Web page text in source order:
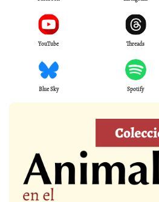
YouTube Threads
Blue Sky Spotify